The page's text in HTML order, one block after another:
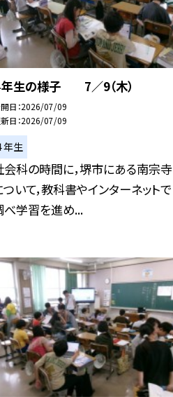
年生の様子 7／9（木）
日 2026/07/09
日 2026/07/09
年生
会科の時間に，堺市にある南宗寺
ついて，教科書やインターネットで
べ学習を進め...